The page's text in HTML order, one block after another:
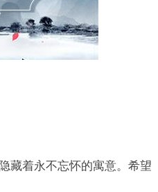
藏着永不忘怀的寓意。希望